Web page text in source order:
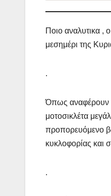
Ποιο αναλυτικα ,
μεσημέρι της
.
Όπως αναφέρουν
μοτοσικλέτα
προπορευόμενο
κυκλοφορίας και
.